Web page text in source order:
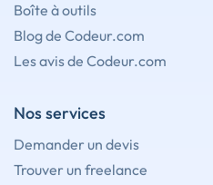
Boîte à outils
Blog de Codeur.com
Les avis de Codeur.com
Nos services
Demander un devis
Trouver un freelance